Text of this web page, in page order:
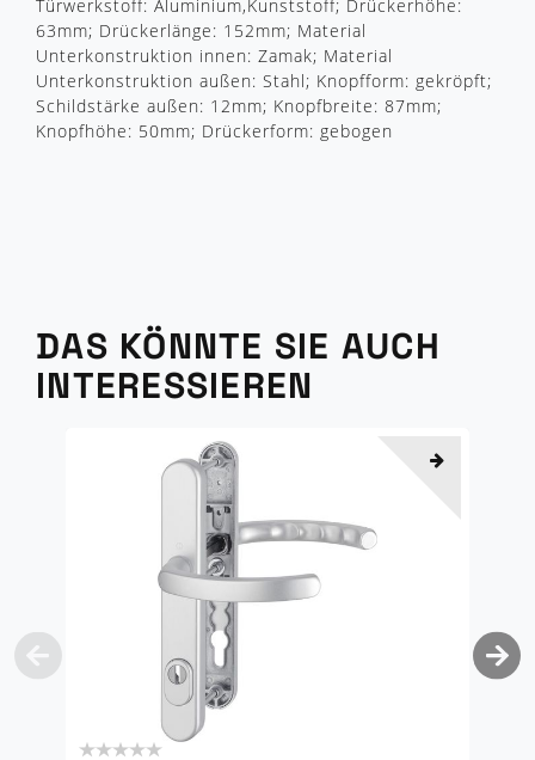
Türwerkstoff: Aluminium,Kunststoff; Drückerhöhe:
63mm; Drückerlänge: 152mm; Material
Unterkonstruktion innen: Zamak; Material
Unterkonstruktion außen: Stahl; Knopfform: gekröpft;
Schildstärke außen: 12mm; Knopfbreite: 87mm;
Knopfhöhe: 50mm; Drückerform: gebogen
DAS KÖNNTE SIE AUCH
INTERESSIEREN